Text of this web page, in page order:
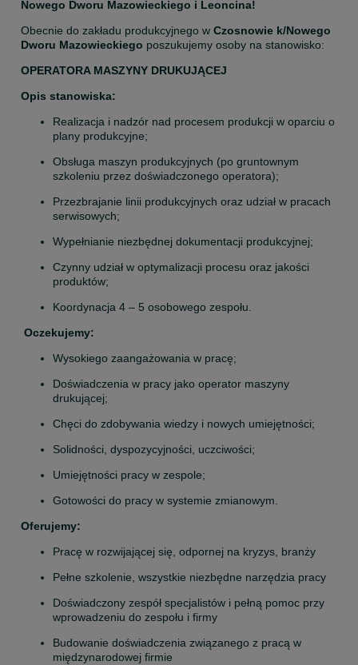
Nowego Dworu Mazowieckiego i Leoncina!
Obecnie do zakładu produkcyjnego w Czosnowie k/Nowego
Dworu Mazowieckiego poszukujemy osoby na stanowisko:
OPERATORA MASZYNY DRUKUJĄCEJ
Opis stanowiska:
Realizacja i nadzór nad procesem produkcji w oparciu o
plany produkcyjne;
Obsługa maszyn produkcyjnych (po gruntownym
szkoleniu przez doświadczonego operatora);
Przezbrajanie linii produkcyjnych oraz udział w pracach
serwisowych;
Wypełnianie niezbędnej dokumentacji produkcyjnej;
Czynny udział w optymalizacji procesu oraz jakości
produktów;
Koordynacja 4 – 5 osobowego zespołu.
Oczekujemy:
Wysokiego zaangażowania w pracę;
Doświadczenia w pracy jako operator maszyny
drukującej;
Chęci do zdobywania wiedzy i nowych umiejętności;
Solidności, dyspozycyjności, uczciwości;
Umiejętności pracy w zespole;
Gotowości do pracy w systemie zmianowym.
Oferujemy:
Pracę w rozwijającej się, odpornej na kryzys, branży
Pełne szkolenie, wszystkie niezbędne narzędzia pracy
Doświadczony zespół specjalistów i pełną pomoc przy
wprowadzeniu do zespołu i firmy
Budowanie doświadczenia związanego z pracą w
międzynarodowej firmie